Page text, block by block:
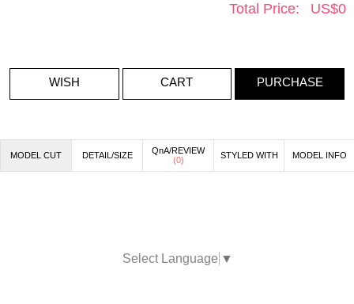
Total Price: US$0
WISH CART PURCHASE
MODEL CUT DETAIL/SIZE
QnA/REVIEW
(0) STYLED WITH MODEL INFO
Select Language ▼